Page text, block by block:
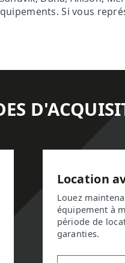
Si vous
Location
Louez
équipement à
période de
garanties.